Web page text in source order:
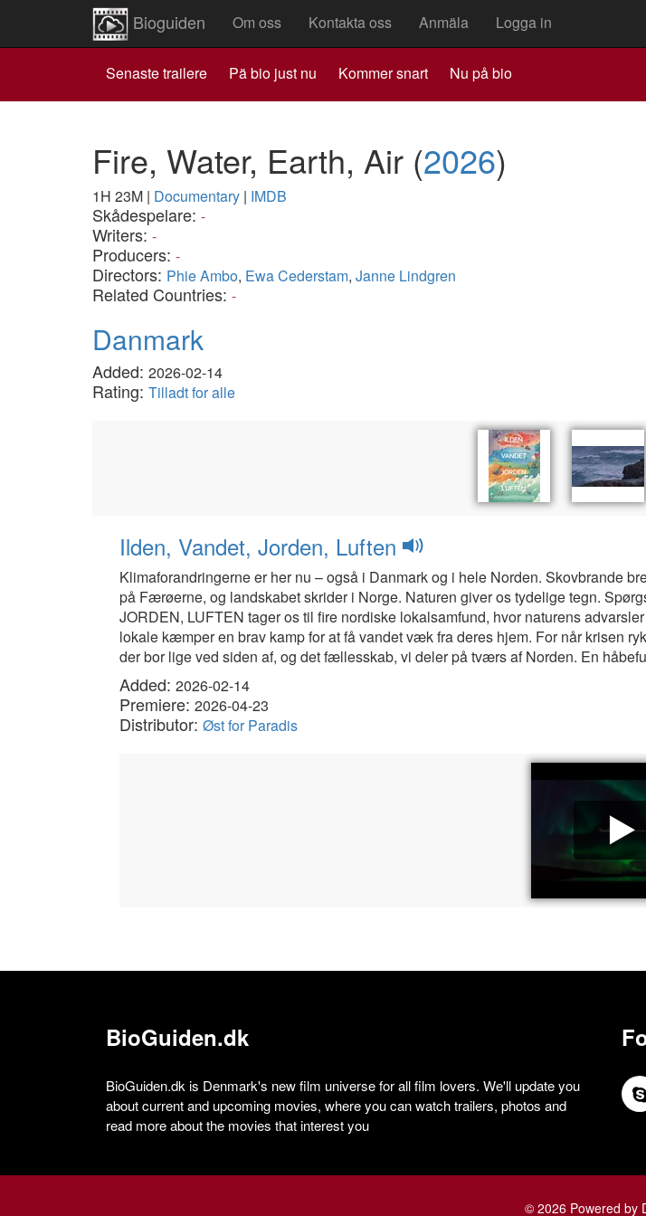
Bioguiden Om oss Kontakta oss Anmäla Logga in
Senaste trailere Pä bio just nu Kommer snart Nu på bio
Fire, Water, Earth, Air (2026)
1H 23M | Documentary | IMDB
Skådespelare: -
Writers: -
Producers: -
Directors: Phie Ambo, Ewa Cederstam, Janne Lindgren
Related Countries: -
Danmark
Added: 2026-02-14
Rating: Tilladt for alle
Ilden, Vandet, Jorden, Luften
Klimaforandringerne er her nu – også i Danmark og i hele Norden. Skovbrande
på Færøerne, og landskabet skrider i Norge. Naturen giver os tydelige tegn.
JORDEN, LUFTEN tager os til fire nordiske lokalsamfund, hvor naturens
lokale kæmper en brav kamp for at få vandet væk fra deres hjem. For når krisen
der bor lige ved siden af, og det fællesskab, vi deler på tværs af Norden. En
Added: 2026-02-14
Premiere: 2026-04-23
Distributor: Øst for Paradis
BioGuiden.dk
BioGuiden.dk is Denmark's new film universe for all film lovers. We'll update you
about current and upcoming movies, where you can watch trailers, photos and
read more about the movies that interest you
© 2026 Powered by